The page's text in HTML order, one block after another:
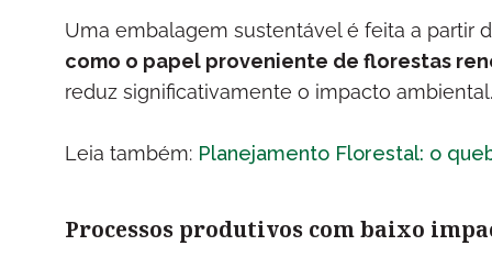
Uma embalagem sustentável é feita a partir
como o papel proveniente de florestas
reduz significativamente o impacto
Leia também: Planejamento Florestal: o
Processos produtivos com baixo